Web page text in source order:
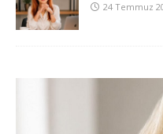
24 Temmuz